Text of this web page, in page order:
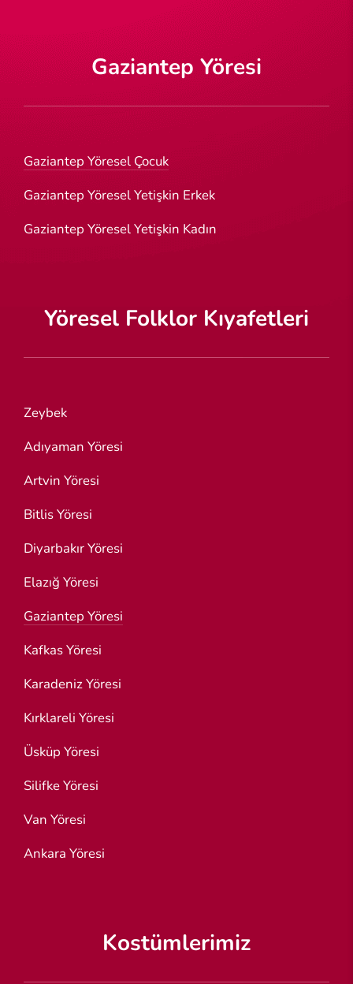
Gaziantep Yöresi
Gaziantep Yöresel Çocuk
Gaziantep Yöresel Yetişkin Erkek
Gaziantep Yöresel Yetişkin Kadın
Yöresel Folklor Kıyafetleri
Zeybek
Adıyaman Yöresi
Artvin Yöresi
Bitlis Yöresi
Diyarbakır Yöresi
Elazığ Yöresi
Gaziantep Yöresi
Kafkas Yöresi
Karadeniz Yöresi
Kırklareli Yöresi
Üsküp Yöresi
Silifke Yöresi
Van Yöresi
Ankara Yöresi
Kostümlerimiz